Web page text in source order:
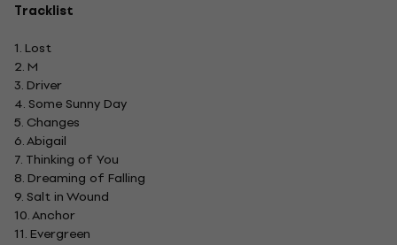
Tracklist
1. Lost
2. M
3. Driver
4. Some Sunny Day
5. Changes
6. Abigail
7. Thinking of You
8. Dreaming of Falling
9. Salt in Wound
10. Anchor
11. Evergreen